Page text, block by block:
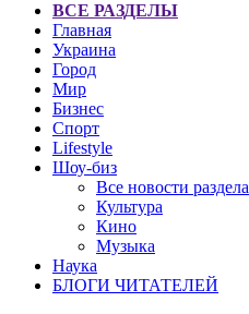
ВСЕ РАЗДЕЛЫ
Главная
Украина
Город
Мир
Бизнес
Спорт
Lifestyle
Шоу-биз
Все новости раздела
Культура
Кино
Музыка
Наука
БЛОГИ ЧИТАТЕЛЕЙ